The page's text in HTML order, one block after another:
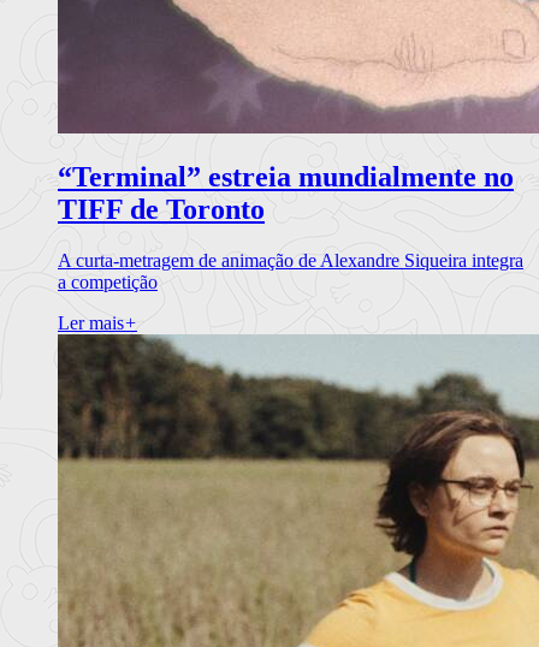
“Terminal” estreia mundialmente no
TIFF de Toronto
A curta-metragem de animação de Alexandre Siqueira integra
a competição
Ler mais+